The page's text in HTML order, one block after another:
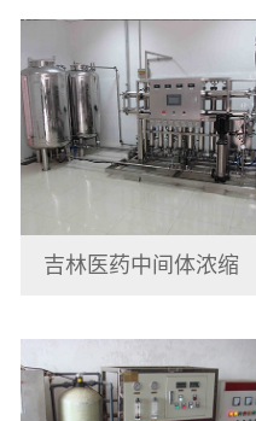
吉林医药中间体浓缩